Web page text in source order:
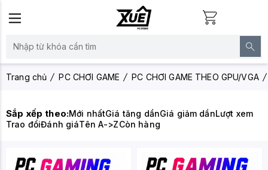
Trang chủ PC CHƠI GAME PC CHƠI GAME THEO GPU/VGA
Sắp xếp theo:Mới nhấtGiá tăng dầnGiá giảm dầnLượt xem
Trao đổiĐánh giáTên A->ZCòn hàng